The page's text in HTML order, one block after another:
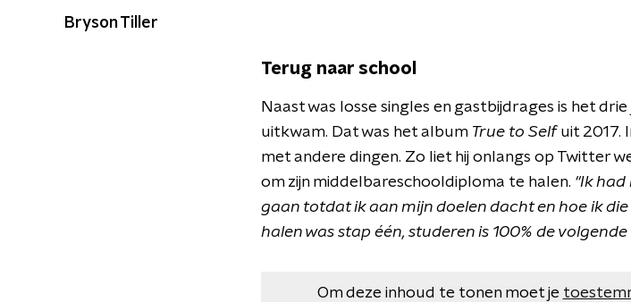
Terug naar school
Naast was losse singles en gastbijdrages is het
uitkwam. Dat was het album True to Selfuit 2017.
met andere dingen. Zo liet hij onlangs op Twitter
om zijn middelbareschooldiploma te halen. "Ik
gaan totdat ik aan mijn doelen dacht en hoe ik
halen was stap één, studeren is 100% de volgende
Om deze inhoud te tonen moet je
Bryson Tiller